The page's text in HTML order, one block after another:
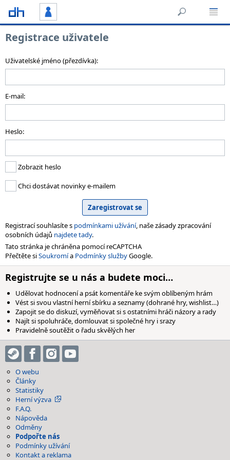
Registrace uživatele
Uživatelské jméno (přezdívka):
E-mail:
Heslo:
Zobrazit heslo
Chci dostávat novinky e-mailem
Registrací souhlasíte s podmínkami užívání, naše zásady zpracování
osobních údajů najdete tady.
Tato stránka je chráněna pomocí reCAPTCHA
Přečtěte siSoukromía Podmínky službyGoogle.
Registrujte se u nás a budete moci…
Udělovat hodnocení a psát komentáře ke svým oblíbeným hrám
Vést si svou vlastní herní sbírku a seznamy (dohrané hry, wishlist…)
Zapojit se do diskuzí, vyměňovat si s ostatními hráči názory a rady
Najít si spoluhráče, domlouvat si společné hry i srazy
Pravidelně soutěžit o řadu skvělých her
O webu
Články
Statistiky
Herní výzva
F.A.Q.
Nápověda
Odměny
Podpořte nás
Podmínky užívání
Kontakt a reklama